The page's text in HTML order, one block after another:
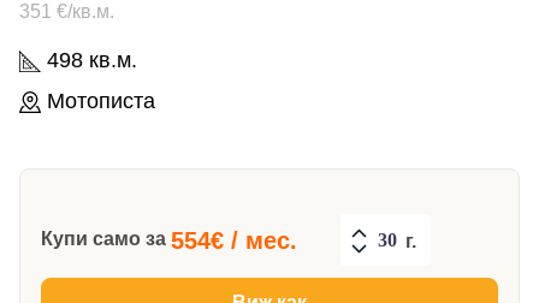
498 кв.м.
Мотописта
351 €/кв.м.
Купи само за 554€ / мес. г.